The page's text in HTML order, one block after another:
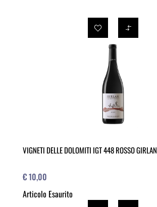
VIGNETI DELLE DOLOMITI IGT 448 ROSSO GIRLAN
€ 10,00
Articolo Esaurito